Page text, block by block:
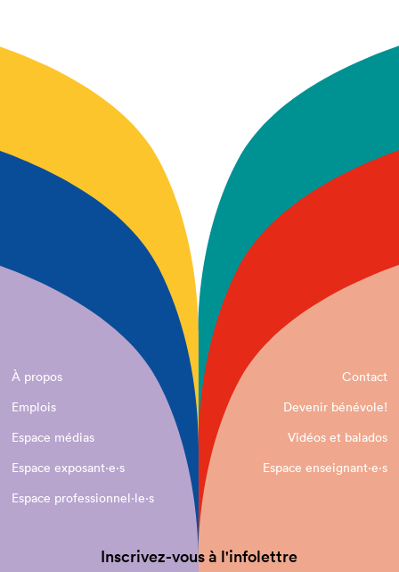
À propos
Contact
Emplois
Devenir bénévole!
Espace médias
Vidéos et balados
Espace exposant·e⋅s
Espace enseignant·e⋅s
Espace professionnel·le⋅s
Inscrivez-vous à l'infolettre